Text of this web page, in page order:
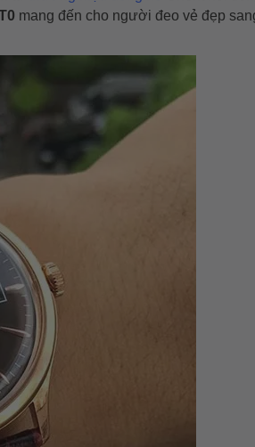
mang đến cho người đeo vẻ đẹp